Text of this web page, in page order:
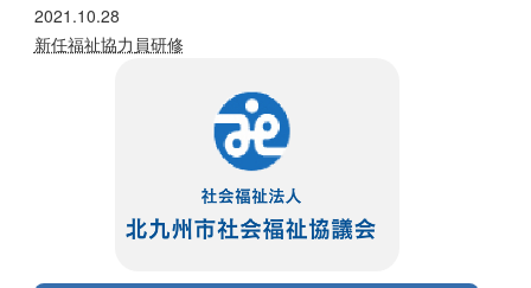
2021.10.28
新任福祉協力員研修